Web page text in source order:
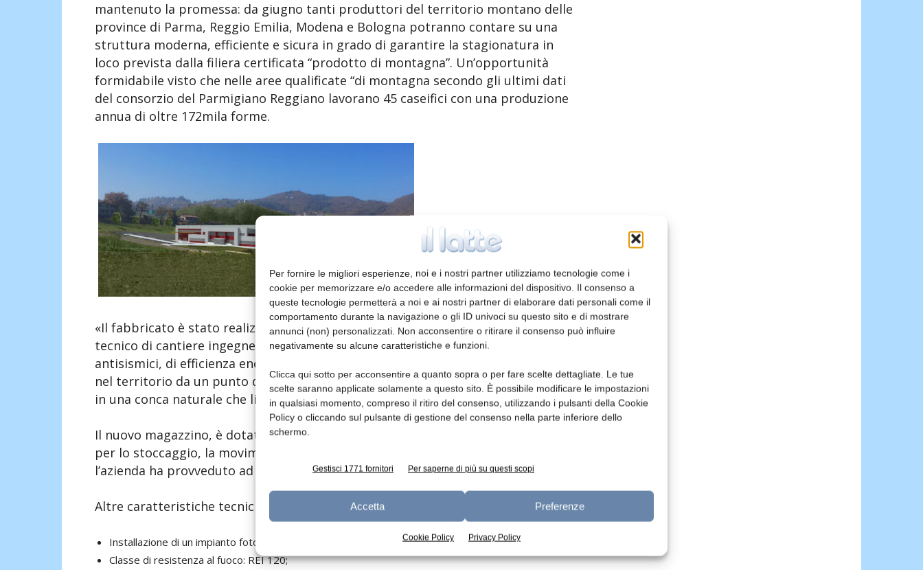
Per fornire le migliori esperienze, noi e i nostri partner utilizziamo tecnologie come i
cookie per memorizzare e/o accedere alle informazioni del dispositivo. Il consenso a
queste tecnologie permetterà a noi e ai nostri partner di elaborare dati personali come il
comportamento durante la navigazione o gli ID univoci su questo sito e di mostrare
annunci (non) personalizzati. Non acconsentire o ritirare il consenso può influire
negativamente su alcune caratteristiche e funzioni.
Clicca qui sotto per acconsentire a quanto sopra o per fare scelte dettagliate. Le tue
scelte saranno applicate solamente a questo sito. È possibile modificare le impostazioni
in qualsiasi momento, compreso il ritiro del consenso, utilizzando i pulsanti della Cookie
Policy o cliccando sul pulsante di gestione del consenso nella parte inferiore dello
schermo.
Gestisci 1771 fornitori Per saperne di più su questi scopi
Accetta Preferenze
Cookie Policy Privacy Policy
mantenuto la promessa: da giugno tanti produttori del territorio montano delle
province di Parma, Reggio Emilia, Modena e Bologna potranno contare su una
struttura moderna, efficiente e sicura in grado di garantire la stagionatura in
loco prevista dalla filiera certificata “prodotto di montagna”. Un’opportunità
formidabile visto che nelle aree qualificate “di montagna secondo gli ultimi dati
del consorzio del Parmigiano Reggiano lavorano 45 caseifici con una produzione
annua di oltre 172mila forme.
«Il fabbricato è stato realizzato a tempo di record – ha spiegato il direttore
tecnico di cantiere ingegnere Glauco Zambelli – secondo i più sofisticati criteri
antisismici, di efficienza energetica e di sicurezza e si inserisce armoniosamente
nel territorio da un punto di vista ambientale. La struttura, infatti, si posiziona
in una conca naturale che limita fortemente l’impatto sul territorio».
Il nuovo magazzino, è dotato di macchinari e tecnologie di ultima generazione
per lo stoccaggio, la movimentazione e la cura delle forme per l’utilizzo dei quali
l’azienda ha provveduto ad assumere e formare 13 persone.
Altre caratteristiche tecniche:
Installazione di un impianto fotovoltaico di ultima generazione;
Classe di resistenza al fuoco: REI 120;